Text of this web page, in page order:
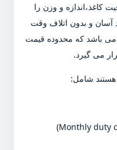
و وزن را
آسان و بدون اتلاف وقت
می باشد که محدوده قیمت
می گیرد.
هستند شامل: